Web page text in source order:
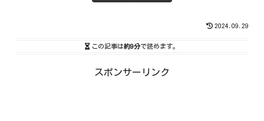
2024.09.29
この記事は約9分で読めます。
スポンサーリンク